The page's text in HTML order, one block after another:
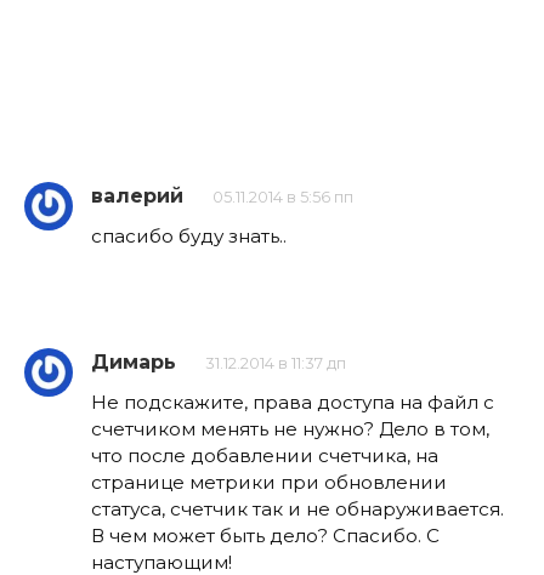
валерий 05.11.2014 в 5:56 пп
cпасибо буду знать..
Димарь 31.12.2014 в 11:37 дп
Не подскажите, права доступа на файл с
счетчиком менять не нужно? Дело в том,
что после добавлении счетчика, на
странице метрики при обновлении
статуса, счетчик так и не обнаруживается.
В чем может быть дело? Спасибо. С
наступающим!